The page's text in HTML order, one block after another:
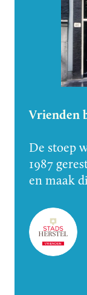
Vrienden
De stoep
1987
en maak